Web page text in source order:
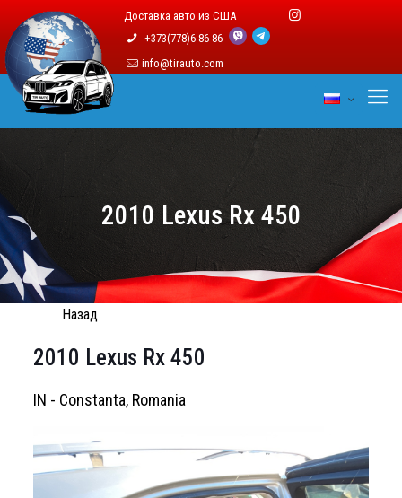
Доставка авто из США
+373(778)6-86-86
info@tirauto.com
2010 Lexus Rx 450
Назад
2010 Lexus Rx 450
IN - Constanta, Romania